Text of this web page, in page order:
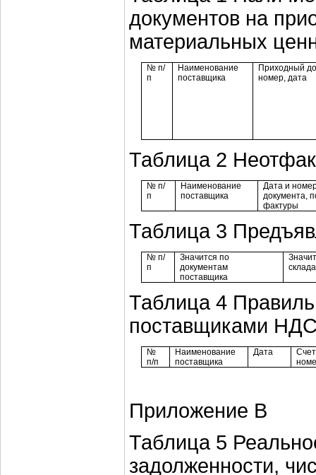
документов на
материальных
№ п/
п
Наименование
поставщика
Приходный
номер, дата
Таблица 2
№ п/
п
Наименование
поставщика
Дата и
документа,
фактуры
Таблица 3
№ п/
п
Значится по
документам
поставщика
склада
Таблица 4
поставщиками
№
п/п
Наименование
поставщика
Дата
Приложение В
Таблица 5
задолженности,